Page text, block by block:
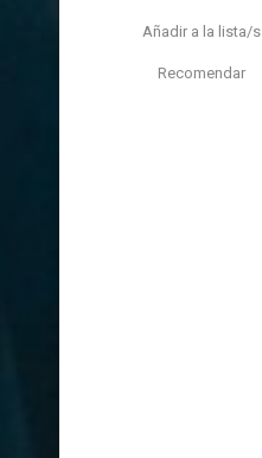
Añadir a la lista/s
Recomendar